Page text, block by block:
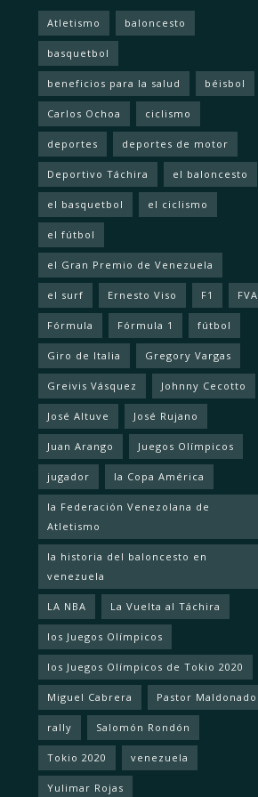
Atletismo baloncesto
basquetbol
beneficios para la salud béisbol
Carlos Ochoa ciclismo
deportes deportes de motor
Deportivo Táchira el baloncesto
el basquetbol el ciclismo
el fútbol
el Gran Premio de Venezuela
el surf Ernesto Viso F1 FVA
Fórmula Fórmula 1 fútbol
Giro de Italia Gregory Vargas
Greivis Vásquez Johnny Cecotto
José Altuve José Rujano
Juan Arango Juegos Olímpicos
jugador la Copa América
la Federación Venezolana de
Atletismo
la historia del baloncesto en
venezuela
LA NBA La Vuelta al Táchira
los Juegos Olímpicos
los Juegos Olímpicos de Tokio 2020
Miguel Cabrera Pastor Maldonado
rally Salomón Rondón
Tokio 2020 venezuela
Yulimar Rojas